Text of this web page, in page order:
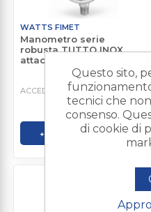
WATTS FIMET
Manometro serie
robusta TUTTO INOX
attacco radiale
ACCEDI PER SAPERE IL PREZZO
+ SCOPRI I DETTAGLI
Questo sito,
tecnici che
consenso.
di cookie di